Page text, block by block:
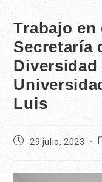
Trabajo
Secretaría
Diversidad
Luis
29 julio, 2023